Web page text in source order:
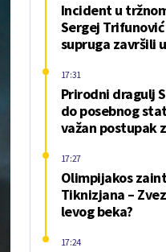
Incident u
Sergej
supruga završili
Prirodni dragulj
do posebnog
važan postupak
17:31
Olimpijakos
Tiknizjana –
levog beka?
17:27
17:24